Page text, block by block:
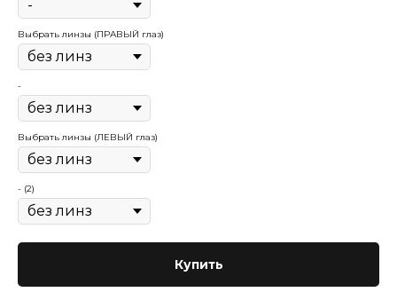
Выбрать линзы (ПРАВЫЙ глаз)
-
Выбрать линзы (ЛЕВЫЙ глаз)
- (2)
Купить